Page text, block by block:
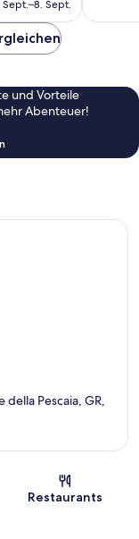
Sept.–8. Sept.
und Vorteile
Abenteuer!
Pescaia, GR,
Restaurants